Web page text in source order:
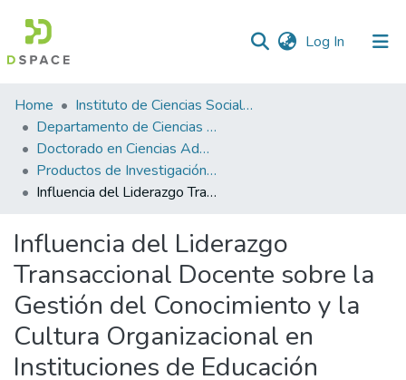
Log In (current)
Statistics
Home
Instituto de Ciencias Sociales y Administración
Departamento de Ciencias Administrativas
Doctorado en Ciencias Administrativas
Productos de Investigación ICSA-DCA
Influencia del Liderazgo Transaccional Docente sobre la Gestión del Conocimiento y la Cultura Organizacional en Instituciones de Educación Superior Públicas
Influencia del Liderazgo
Transaccional Docente sobre la
Gestión del Conocimiento y la
Cultura Organizacional en
Instituciones de Educación